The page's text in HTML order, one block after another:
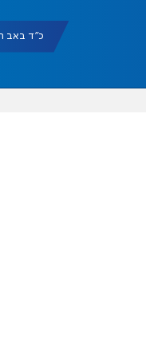
כ"ד באב תשפ"ו